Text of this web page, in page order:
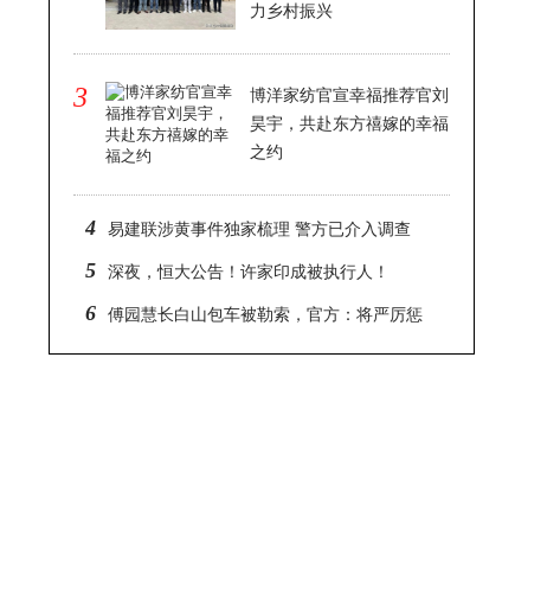
力乡村振兴
3
博洋家纺官宣幸福推荐官刘
昊宇，共赴东方禧嫁的幸福
之约
4 易建联涉黄事件独家梳理 警方已介入调查
5 深夜，恒大公告！许家印成被执行人！
6 傅园慧长白山包车被勒索，官方：将严厉惩
处黑车司机